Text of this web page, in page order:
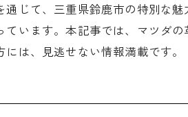
通じて、三重県鈴鹿市の特別な
ています。本記事では、マツダ
は、見逃せない情報満載です。